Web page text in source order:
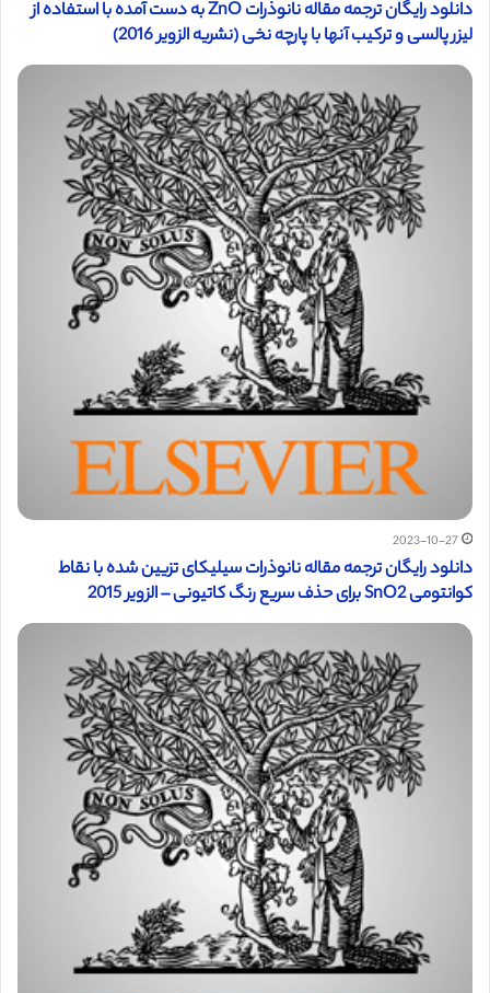
دانلود رایگان ترجمه مقاله نانوذرات ZnO به دست آمده با استفاده از
لیزر پالسی و ترکیب آنها با پارچه نخی (نشریه الزویر 2016)
2023-10-27
دانلود رایگان ترجمه مقاله نانوذرات سیلیکای تزیین شده با نقاط
کوانتومی SnO2 برای حذف سریع رنگ کاتیونی – الزویر 2015